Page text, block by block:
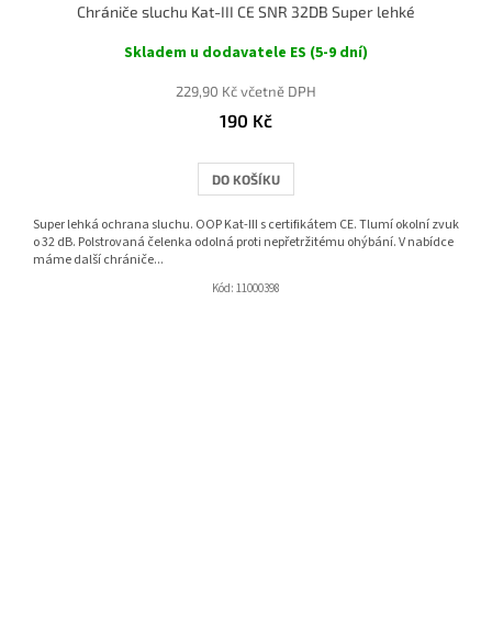
Chrániče sluchu Kat-III CE SNR 32DB Super lehké
Skladem u dodavatele ES (5-9 dní)
229,90 Kč včetně DPH
190 Kč
DO KOŠÍKU
Super lehká ochrana sluchu. OOP Kat-III s certifikátem CE. Tlumí okolní zvuk
o 32 dB. Polstrovaná čelenka odolná proti nepřetržitému ohýbání. V nabídce
máme další chrániče...
Kód: 11000398